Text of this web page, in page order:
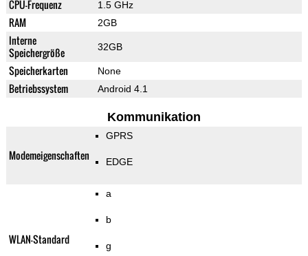
CPU-Frequenz 1.5 GHz
RAM 2GB
Interne
Speichergröße
32GB
Speicherkarten None
Betriebssystem Android 4.1
Kommunikation
Modemeigenschaften
GPRS
EDGE
WLAN-Standard
a
b
g